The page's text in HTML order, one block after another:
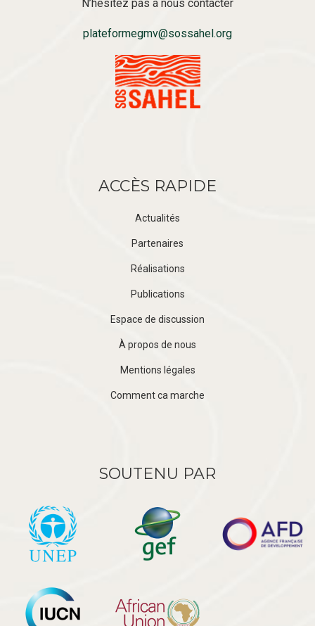
N’hésitez pas à nous contacter
plateformegmv@sossahel.org
ACCÈS RAPIDE
Actualités
Partenaires
Réalisations
Publications
Espace de discussion
À propos de nous
Mentions légales
Comment ca marche
SOUTENU PAR